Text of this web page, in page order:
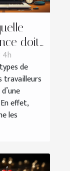
doit
un
en
?
4h
de
travailleurs
effet,
les